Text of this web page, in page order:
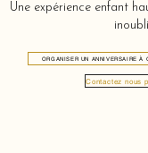
Une expérience enfant
ORGANISER UN ANNIVERSAIRE À